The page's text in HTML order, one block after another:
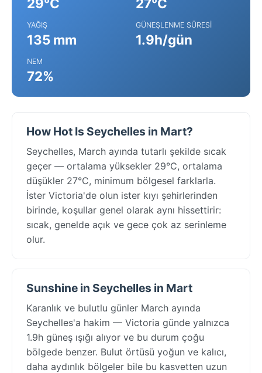
YAĞIŞ
135 mm
GÜNEŞLENME SÜRESI
1.9h/gün
NEM
72%
How Hot Is Seychelles in Mart?
Seychelles, March ayında tutarlı şekilde sıcak
geçer — ortalama yüksekler 29°C, ortalama
düşükler 27°C, minimum bölgesel farklarla.
İster Victoria'de olun ister kıyı şehirlerinden
birinde, koşullar genel olarak aynı hissettirir:
sıcak, genelde açık ve gece çok az serinleme
olur.
Sunshine in Seychelles in Mart
Karanlık ve bulutlu günler March ayında
Seychelles'a hakim — Victoria günde yalnızca
1.9h güneş ışığı alıyor ve bu durum çoğu
bölgede benzer. Bulut örtüsü yoğun ve kalıcı,
daha aydınlık bölgeler bile bu kasvetten uzun